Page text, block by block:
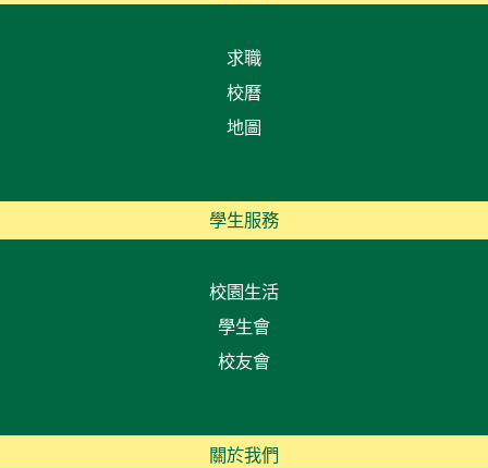
求職
校曆
地圖
學生服務
校園生活
學生會
校友會
關於我們